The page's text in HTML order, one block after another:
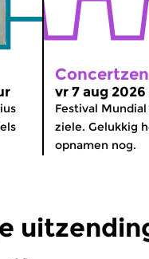
vr 7 aug
Festival
ziele. Gelukkig
opnamen nog.